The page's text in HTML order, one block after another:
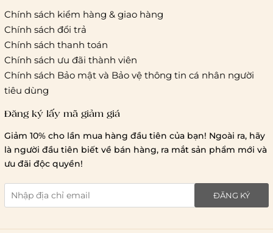
Thời gian giao hàng
Hồ Chí Minh:
Hà Nội và các tỉnh thành khá
Lưu ý chung về chính sách vận chuyển
1 triệu đồng
giao hàng trong ngày
giao hàng tiêu chuẩn
miễn phí ship
toàn quốc.
Chính sách kiểm hàng & giao hàng
Chính sách đổi trả
Chính sách thanh toán
Chính sách ưu đãi thành viên
Chính sách Bảo mật và Bảo vệ thông tin cá nhân người
tiêu dùng
Đăng ký lấy mã giảm giá
Giảm 10% cho lần mua hàng đầu tiên của bạn! Ngoài ra, hãy
là người đầu tiên biết về bán hàng, ra mắt sản phẩm mới và
ưu đãi độc quyền!
ĐĂNG KÝ